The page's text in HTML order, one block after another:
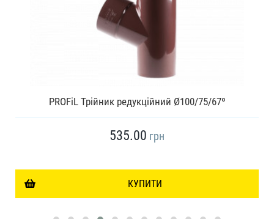
PROFiL Трійник редукційний Ø100/75/67º
535.00 грн
КУПИТИ